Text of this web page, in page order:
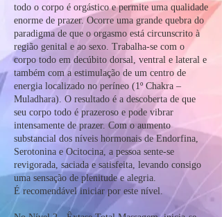
todo o corpo é orgástico e permite uma qualidade
enorme de prazer. Ocorre uma grande quebra do
paradigma de que o orgasmo está circunscrito à
região genital e ao sexo. Trabalha-se com o
corpo todo em decúbito dorsal, ventral e lateral e
também com a estimulação de um centro de
energia localizado no períneo (1º Chakra –
Muladhara). O resultado é a descoberta de que
seu corpo todo é prazeroso e pode vibrar
intensamente de prazer. Com o aumento
substancial dos níveis hormonais de Endorfina,
Serotonina e Ocitocina, a pessoa sente-se
revigorada, saciada e satisfeita, levando consigo
uma sensação de plenitude e alegria.
É recomendável iniciar por este nível.